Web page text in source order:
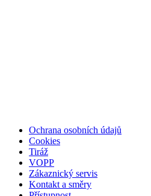
Ochrana osobních údajů
Cookies
Tiráž
VOPP
Zákaznický servis
Kontakt a směry